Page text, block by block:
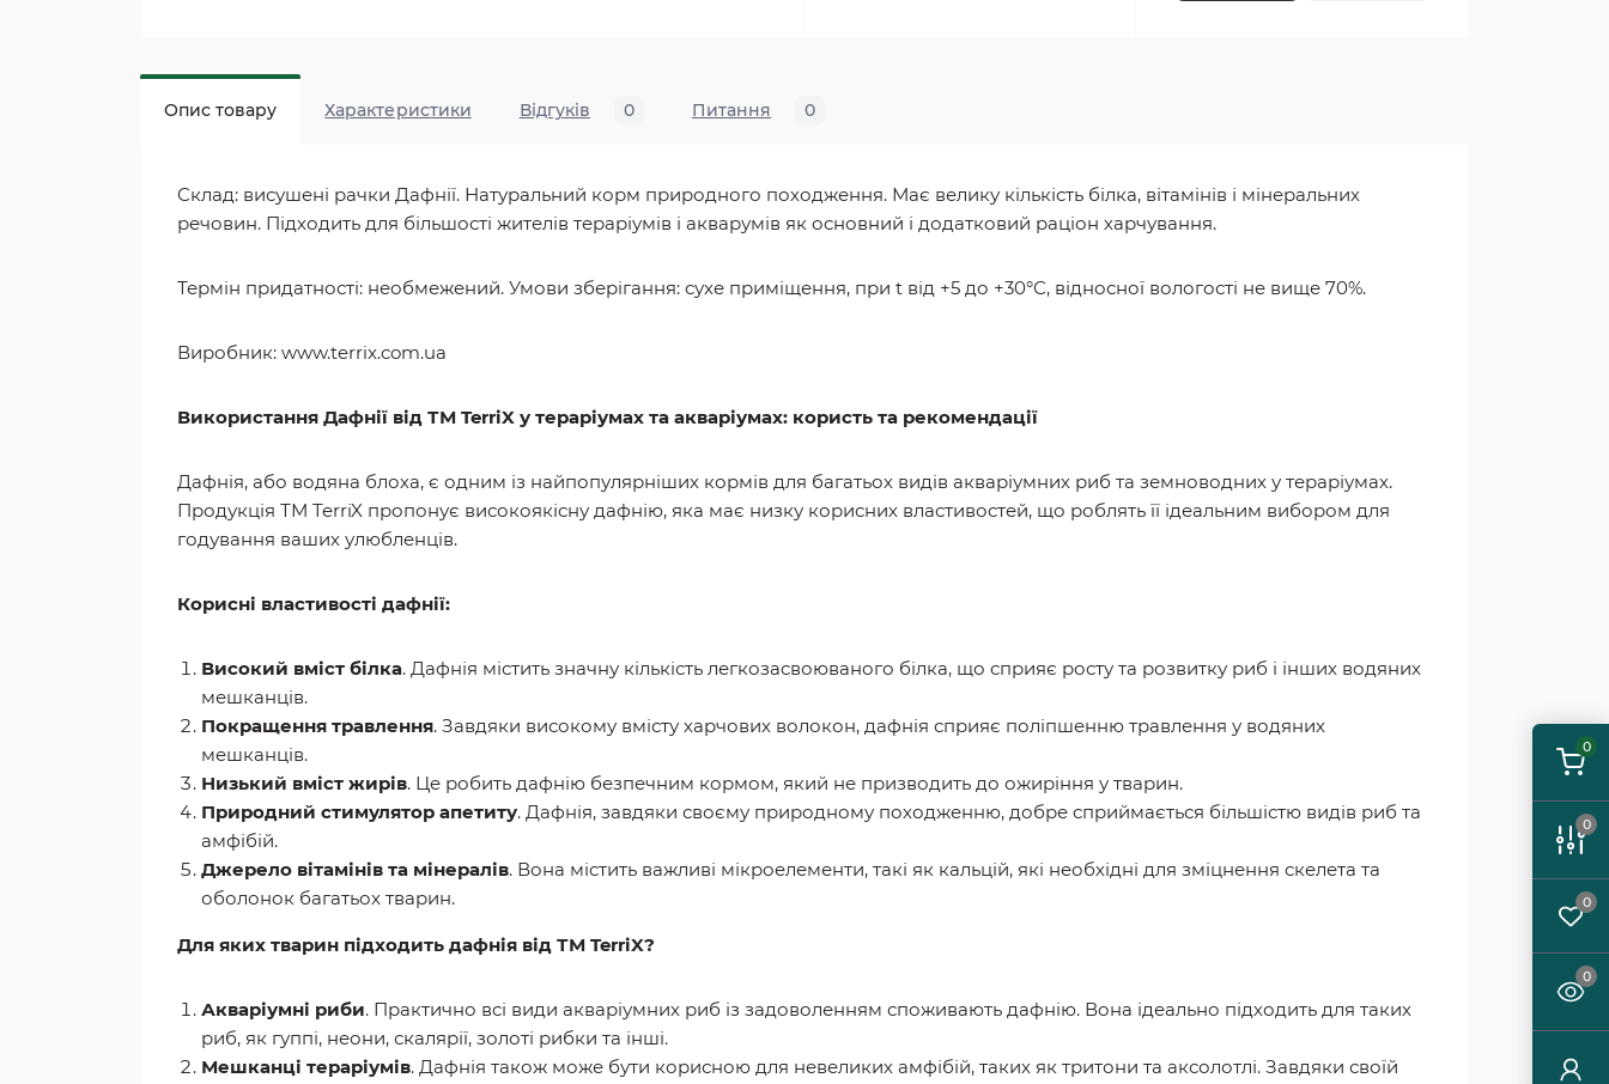
0
0
0
0
Опис товару Характеристики Відгуків 0 Питання 0
Склад: висушені рачки Дафнії. Натуральний корм природного походження. Має велику кількість білка, вітамінів і мінеральних
речовин. Підходить для більшості жителів тераріумів і акварумів як основний і додатковий раціон харчування.
Термін придатності: необмежений. Умови зберігання: сухе приміщення, при t від +5 до +30°С, відносної вологості не вище 70%.
Виробник: www.terrix.com.ua
Використання Дафнії від ТМ TerriX у тераріумах та акваріумах: користь та рекомендації
Дафнія, або водяна блоха, є одним із найпопулярніших кормів для багатьох видів акваріумних риб та земноводних у тераріумах.
Продукція ТМ TerriX пропонує високоякісну дафнію, яка має низку корисних властивостей, що роблять її ідеальним вибором для
годування ваших улюбленців.
Корисні властивості дафнії:
Високий вміст білка. Дафнія містить значну кількість легкозасвоюваного білка, що сприяє росту та розвитку риб і інших водяних
мешканців.
Покращення травлення. Завдяки високому вмісту харчових волокон, дафнія сприяє поліпшенню травлення у водяних
мешканців.
Низький вміст жирів. Це робить дафнію безпечним кормом, який не призводить до ожиріння у тварин.
Природний стимулятор апетиту. Дафнія, завдяки своєму природному походженню, добре сприймається більшістю видів риб та
амфібій.
Джерело вітамінів та мінералів. Вона містить важливі мікроелементи, такі як кальцій, які необхідні для зміцнення скелета та
оболонок багатьох тварин.
Для яких тварин підходить дафнія від ТМ TerriX?
Акваріумні риби. Практично всі види акваріумних риб із задоволенням споживають дафнію. Вона ідеально підходить для таких
риб, як гуппі, неони, скалярії, золоті рибки та інші.
Мешканці тераріумів. Дафнія також може бути корисною для невеликих амфібій, таких як тритони та аксолотлі. Завдяки своїй